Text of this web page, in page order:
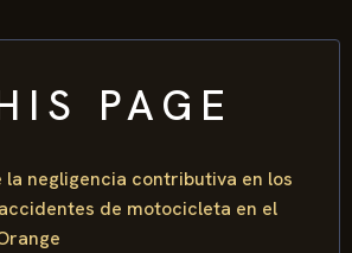
PAGE
la negligencia contributiva en los
de motocicleta en el